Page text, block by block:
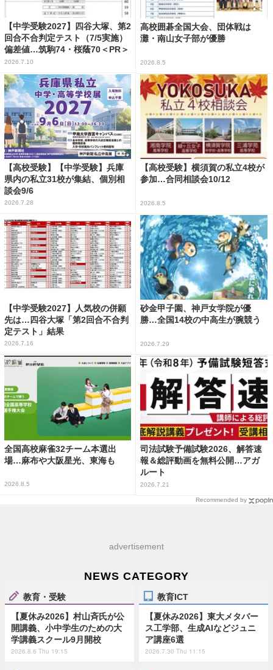
【中学受験2027】四谷大塚、第2
回合不合判定テスト（7/5実施）
偏差値…筑駒74・桜蔭70＜PR＞
2026.7.10
高校囲碁全国大会、団体戦は
灘・南山女子部が優勝
2026.8.5
【高校受験】【中学受験】兵庫
県内の私立31校が集結、個別相
談会9/6
2026.7.28
【高校受験】横須賀の私立4校が
参加…合同相談会10/12
2026.8.5
【中学受験2027】人気校の併願
先は…四谷大塚「第2回合不合判
定テスト」結果
2026.7.16
砂金甲子園、神戸女学院が優
勝…全国14校の中高生が腕競う
2026.7.29
全国高校麻雀32チーム本選出
場…麻布や大阪星光、東海も
2026.8.5
司法試験予備試験2026、解答速
報＆総評動画を無料公開…アガ
ルート
2026.7.21
Recommended by
advertisement
NEWS CATEGORY
教育・受験
【夏休み2026】村山斉氏が公
開講義、小中学生のための大
学講義スクール9月開校
2026.8.6 Thu 19:15
教育ICT
【夏休み2026】東大メタバー
ス工学部、生成AIなどジュニ
ア講座6選
2026.7.30 Thu 11:15